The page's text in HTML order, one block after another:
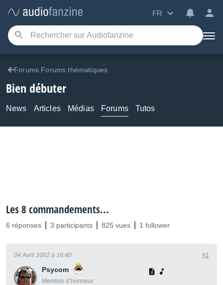
FR
Forums Forums thématiques
Bien débuter
News Articles Médias Forums Tutos
Les 8 commandements...
6 réponses 3 participants 825 vues 1 follower
Psycom
Membre d’honneur
04 Avril 2002 à 16:40 #1